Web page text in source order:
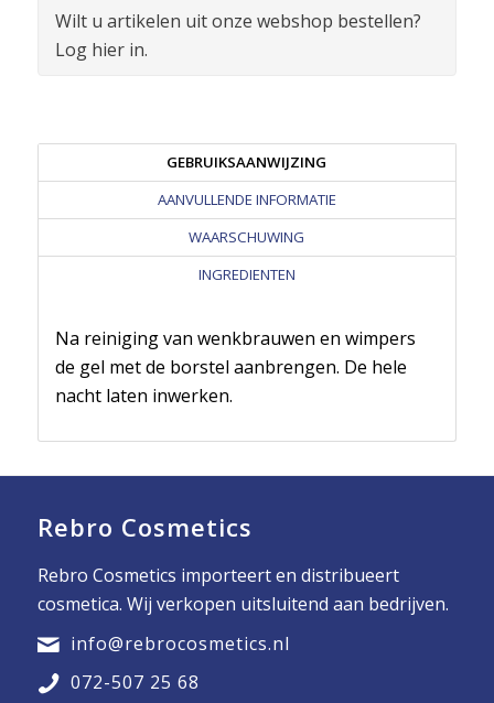
Wilt u artikelen uit onze webshop bestellen?
Log hier in.
GEBRUIKSAANWIJZING
AANVULLENDE INFORMATIE
WAARSCHUWING
INGREDIENTEN
Na reiniging van wenkbrauwen en wimpers
de gel met de borstel aanbrengen. De hele
nacht laten inwerken.
Rebro Cosmetics
Rebro Cosmetics importeert en distribueert
cosmetica. Wij verkopen uitsluitend aan bedrijven.
info@rebrocosmetics.nl
072-507 25 68